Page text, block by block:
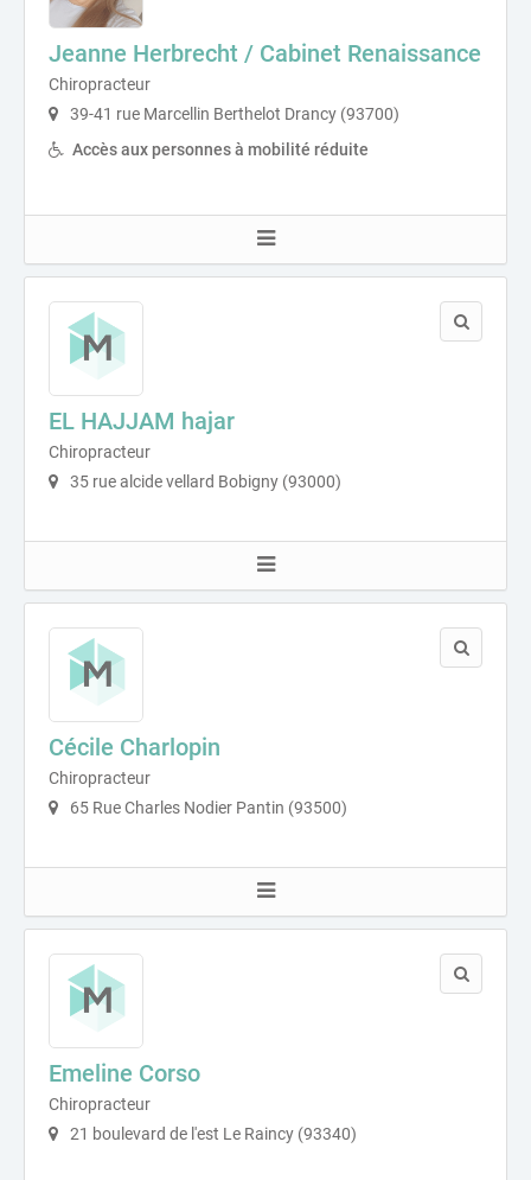
Jeanne Herbrecht / Cabinet Renaissance
Chiropracteur
39-41 rue Marcellin Berthelot Drancy (93700)
Accès aux personnes à mobilité réduite
EL HAJJAM hajar
Chiropracteur
35 rue alcide vellard Bobigny (93000)
Cécile Charlopin
Chiropracteur
65 Rue Charles Nodier Pantin (93500)
Emeline Corso
Chiropracteur
21 boulevard de l'est Le Raincy (93340)